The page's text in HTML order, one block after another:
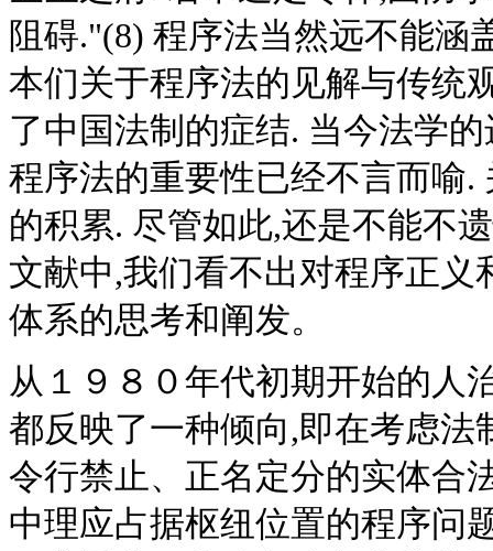
阻碍."(8) 程序法当然远不能涵
本们关于程序法的见解与传统
了中国法制的症结. 当今法学
程序法的重要性已经不言而喻
的积累. 尽管如此,还是不能不
文献中,我们看不出对程序正
体系的思考和阐发。
从１９８０年代初期开始的人
都反映了一种倾向,即在考虑
令行禁止、正名定分的实体合
中理应占据枢纽位置的程序问